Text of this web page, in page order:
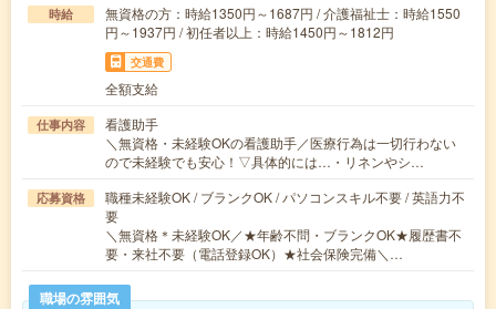
時給
無資格の方：時給1350円～1687円 / 介護福祉士：時給1550
円～1937円 / 初任者以上：時給1450円～1812円
交通費
全額支給
仕事内容
看護助手
＼無資格・未経験OKの看護助手／医療行為は一切行わない
ので未経験でも安心！▽具体的には…・リネンやシ…
応募資格
職種未経験OK / ブランクOK / パソコンスキル不要 / 英語力不
要
＼無資格＊未経験OK／★年齢不問・ブランクOK★履歴書不
要・来社不要（電話登録OK）★社会保険完備＼…
職場の雰囲気